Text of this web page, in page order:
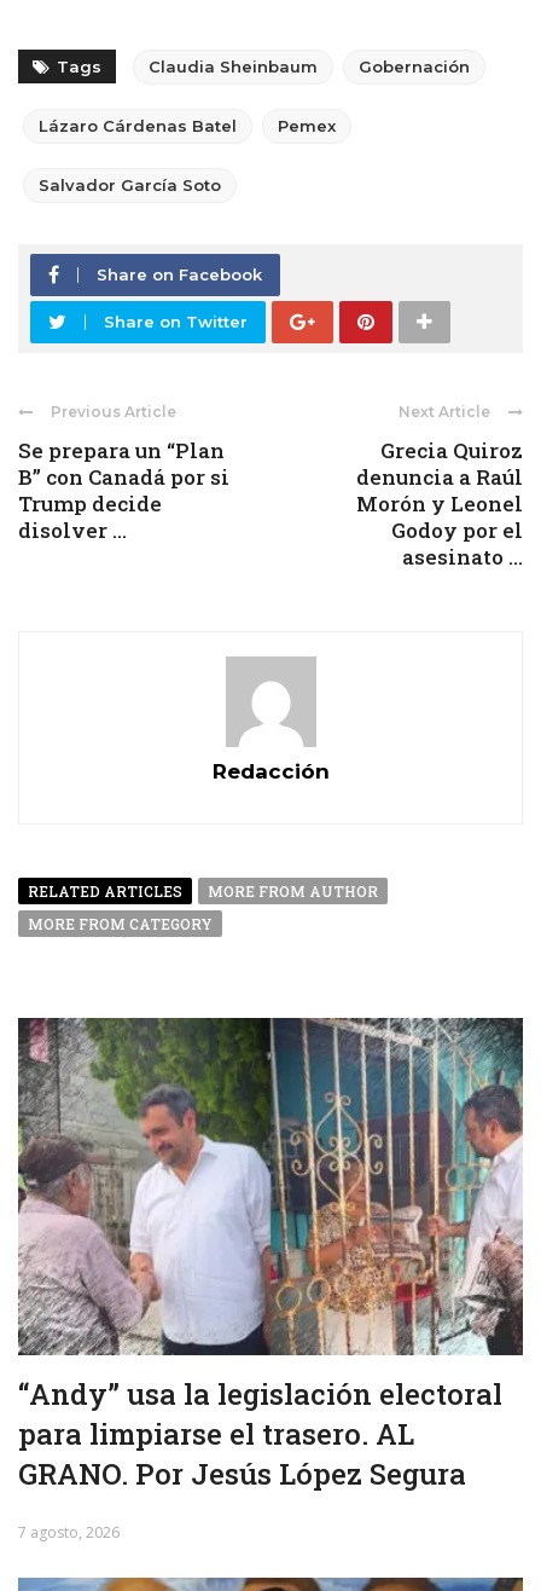
Tags Claudia Sheinbaum Gobernación
Lázaro Cárdenas Batel Pemex
Salvador García Soto
Share on Facebook
Share on Twitter
Previous Article
Se prepara un “Plan
B” con Canadá por si
Trump decide
disolver ...
Next Article
Grecia Quiroz
denuncia a Raúl
Morón y Leonel
Godoy por el
asesinato ...
Redacción
RELATED ARTICLES
MORE FROM AUTHOR
MORE FROM CATEGORY
“Andy” usa la legislación electoral
para limpiarse el trasero. AL
GRANO. Por Jesús López Segura
7 agosto, 2026